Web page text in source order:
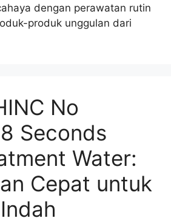
dengan perawatan rutin
produk unggulan dari
No
Seconds
Water:
Cepat untuk